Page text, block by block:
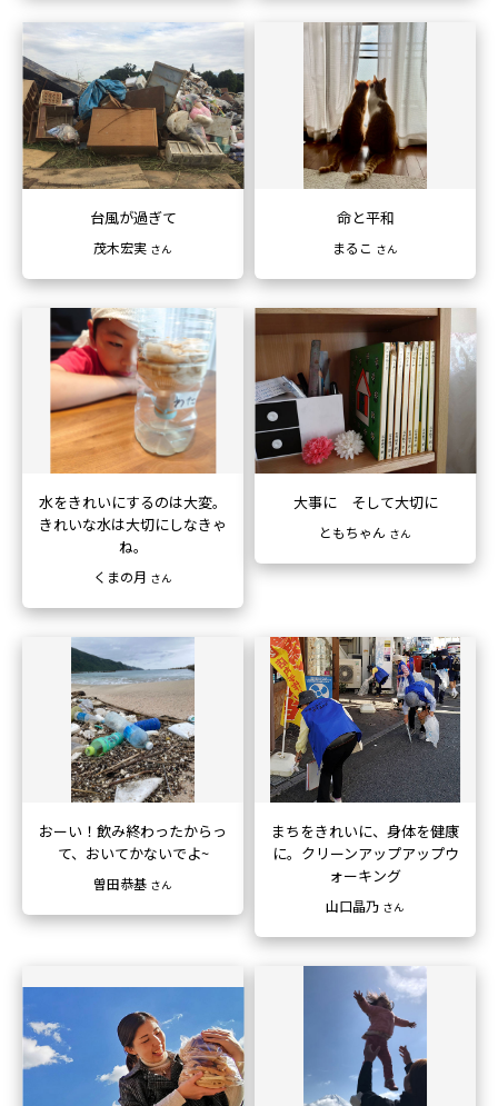
台風が過ぎて
茂木宏実 さん
命と平和
まるこ さん
水をきれいにするのは大変。
きれいな水は大切にしなきゃ
ね。
くまの月 さん
大事に そして大切に
ともちゃん さん
おーい！飲み終わったからっ
て、 おいてかないでよ~
曽田恭基 さん
まちをきれいに、身体を健康
に。 クリーンアップアップウ
ォーキング
山口晶乃 さん